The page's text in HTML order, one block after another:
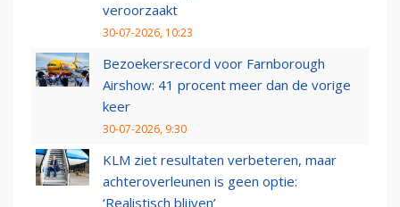
veroorzaakt
30-07-2026, 10:23
Bezoekersrecord voor Farnborough
Airshow: 41 procent meer dan de vorige
keer
30-07-2026, 9:30
KLM ziet resultaten verbeteren, maar
achteroverleunen is geen optie:
‘Realistisch blijven’